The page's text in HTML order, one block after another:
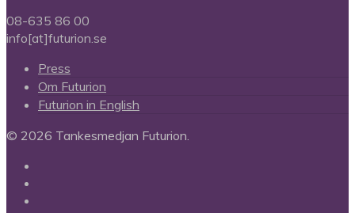
08-635 86 00
info[at]futurion.se
Press
Om Futurion
Futurion in English
© 2026 Tankesmedjan Futurion.